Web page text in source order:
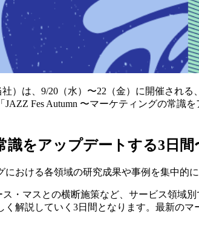
は、9/20（水）〜22（金）に開催され
Fes Autumn 〜マーケティングの常識
識をアップデートする3日
おける各領域の研究成果や事例を集中的
・マスとの横断施策など、サービス領域
解説していく3日間となります。最新の